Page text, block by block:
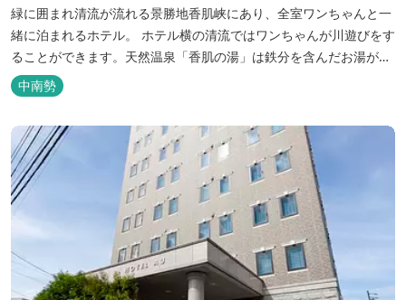
緑に囲まれ清流が流れる景勝地香肌峡にあり、全室ワンちゃんと一
緒に泊まれるホテル。 ホテル横の清流ではワンちゃんが川遊びをす
ることができます。天然温泉「香肌の湯」は鉄分を含んだお湯が特
徴。 松阪の観光情報は、松阪観光インフォメーションサイト ワク
ワク松阪 へ。
中南勢